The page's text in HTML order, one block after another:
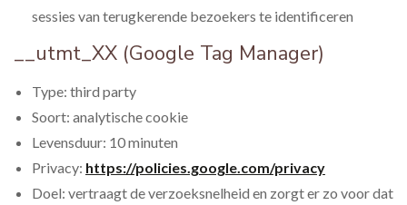
sessies van terugkerende bezoekers te identificeren
__utmt_XX (Google Tag Manager)
Type: third party
Soort: analytische cookie
Levensduur: 10 minuten
Privacy: https://policies.google.com/privacy
Doel: vertraagt de verzoeksnelheid en zorgt er zo voor dat